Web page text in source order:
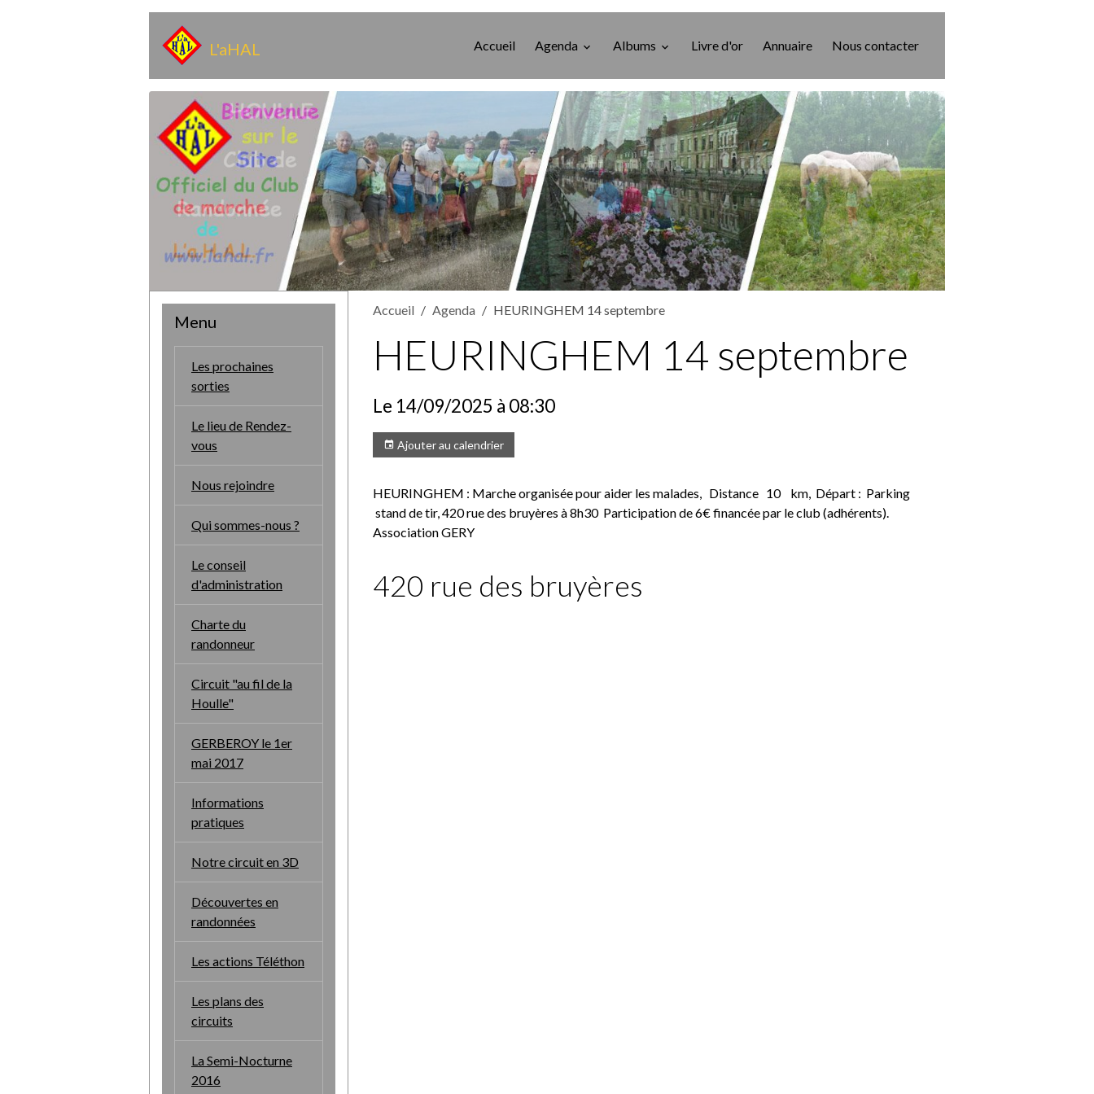
L'aHAL Accueil Agenda Albums Livre d'or Annuaire Nous contacter
Accueil Agenda HEURINGHEM 14 septembre
HEURINGHEM 14 septembre
Le 14/09/2025 à 08:30
Ajouter au calendrier
HEURINGHEM : Marche organisée pour aider les malades, Distance 10 km, Départ : Parking
stand de tir, 420 rue des bruyères à 8h30 Participation de 6€ financée par le club (adhérents).
Association GERY
420 rue des bruyères
Menu
Les prochaines
sorties
Le lieu de Rendez-
vous
Nous rejoindre
Qui sommes-nous ?
Le conseil
d'administration
Charte du
randonneur
Circuit "au fil de la
Houlle"
GERBEROY le 1er
mai 2017
Informations
pratiques
Notre circuit en 3D
Découvertes en
randonnées
Les actions Téléthon
Les plans des
circuits
La Semi-Nocturne
2016